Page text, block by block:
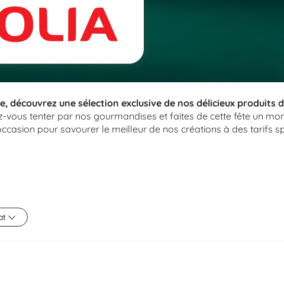
découvrez une sélection exclusive de nos délicieux produits
vous tenter par nos gourmandises et faites de cette fête un
pour savourer le meilleur de nos créations à des tarifs